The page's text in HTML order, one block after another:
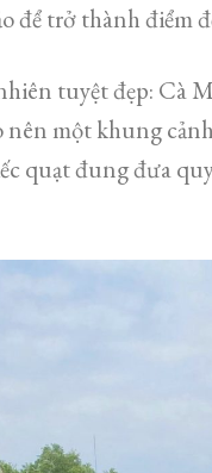
để trở thành điểm
tuyệt đẹp: Cà
nên một khung
quạt đung đưa